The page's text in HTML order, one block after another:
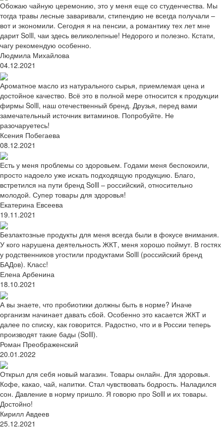
Обожаю чайную церемонию, это у меня еще со студенчества. Мы
тогда травы лесные заваривали, стипендию не всегда получали –
вот и экономили. Сегодня я на пенсии, а романтику тех лет мне
дарит Solll, чаи здесь великолепные! Недорого и полезно. Кстати,
чагу рекомендую особенно.
Людмила Михайлова
04.12.2021
Ароматное масло из натурального сырья, приемлемая цена и
достойное качество. Всё это в полной мере относится к продукции
фирмы Solll, наш отечественный бренд. Друзья, перед вами
замечательный источник витаминов. Попробуйте. Не
разочаруетесь!
Ксения Побегаева
08.12.2021
Есть у меня проблемы со здоровьем. Годами меня беспокоили,
просто надоело уже искать подходящую продукцию. Благо,
встретился на пути бренд Solll – российский, относительно
молодой. Супер товары для здоровья!
Екатерина Евсеева
19.11.2021
Безлактозные продукты для меня всегда были в фокусе внимания.
У кого нарушена деятельность ЖКТ, меня хорошо поймут. В гостях
у родственников угостили продуктами Solll (российский бренд
БАДов). Класс!
Елена Арбенина
18.10.2021
А вы знаете, что пробиотики должны быть в норме? Иначе
организм начинает давать сбой. Особенно это касается ЖКТ и
далее по списку, как говорится. Радостно, что и в России теперь
производят такие бады (Solll).
Роман Преображенский
20.01.2022
Открыл для себя новый магазин. Товары онлайн. Для здоровья.
Кофе, какао, чай, напитки. Стал чувствовать бодрость. Наладился
сон. Давление в норму пришло. Я говорю про Solll и их товары.
Достойно!
Кирилл Авдеев
25.12.2021